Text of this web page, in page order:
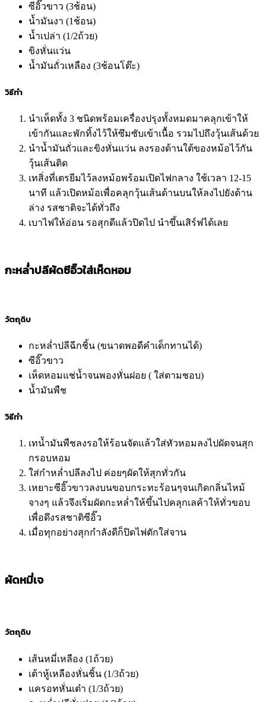
ซีอิ๊วขาว (3ช้อน)
น้ำมันงา (1ช้อน)
น้ำเปล่า (1/2ถ้วย)
ขิงหั่นแว่น
น้ำมันถั่วเหลือง (3ช้อนโต๊ะ)
วิธีทำ
นำเห็ดทั้ง 3 ชนิดพร้อมเครื่องปรุงทั้งหมดมาคลุกเข้าให้
เข้ากันและพักทิ้งไว้ให้ซึมซับเข้าเนื้อ รวมไปถึงวุ้นเส้นด้วย
นำน้ำมันถั่วและขิงหั่นแว่น ลงรองด้านใต้ของหม้อไว้กัน
วุ้นเส้นติด
เทสิ่งที่เตรยีมไว้ลงหม้อพร้อมเปิดไฟกลาง ใช้เวลา 12-15
นาที แล้วเปิดหม้อเพื่อคลุกวุ้นเส้นด้านบนให้ลงไปยังด้าน
ล่าง รสชาติจะได้ทั่วถึง
เบาไฟให้อ่อน รอสุกดีแล้วปิดไป นำขึ้นเสิร์ฟได้เลย
กะหล่ำปลีผัดซีอิ๊วใส่เห็ดหอม
วัตถุดิบ
กะหล่ำปลีฉีกชิ้น (ขนาดพอดีคำเด็กทานได้)
ซีอิ๊วขาว
เห็ดหอมแช่น้ำจนพองหั่นฝอย ( ใส่ตามชอบ)
น้ำมันพืช
วิธีทำ
เทน้ำมันพืชลงรอให้ร้อนจัดแล้วใส่หัวหอมลงไปผัดจนสุก
กรอบหอม
ใส่กำหล่ำปลีลงไป ค่อยๆผัดให้สุกทั่วกัน
เหยาะซีอิ๊วขาวลงบนขอบกระทะร้อนๆจนเกิดกลิ่นไหม้
จางๆ แล้วจึงเริ่มผัดกะหล่ำให้ขึ้นไปคลุกเลค้าให้ทั่วขอบ
เพื่อดึงรสชาติซีอิ๊ว
เมื่อทุกอย่างสุกกำลังดีก็ปิดไฟตักใส่จาน
ผัดหมี่เจ
วัตถุดิบ
เส้นหมี่เหลือง (1ถ้วย)
เต้าหู้เหลืองหั่นชิ้น (1/3ถ้วย)
แครอทหั่นเต๋า (1/3ถ้วย)